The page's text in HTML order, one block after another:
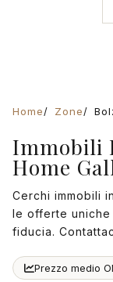
Home Zone
Immobili
Home
Cerchi immobili
le offerte uniche
fiducia.
Prezzo medio